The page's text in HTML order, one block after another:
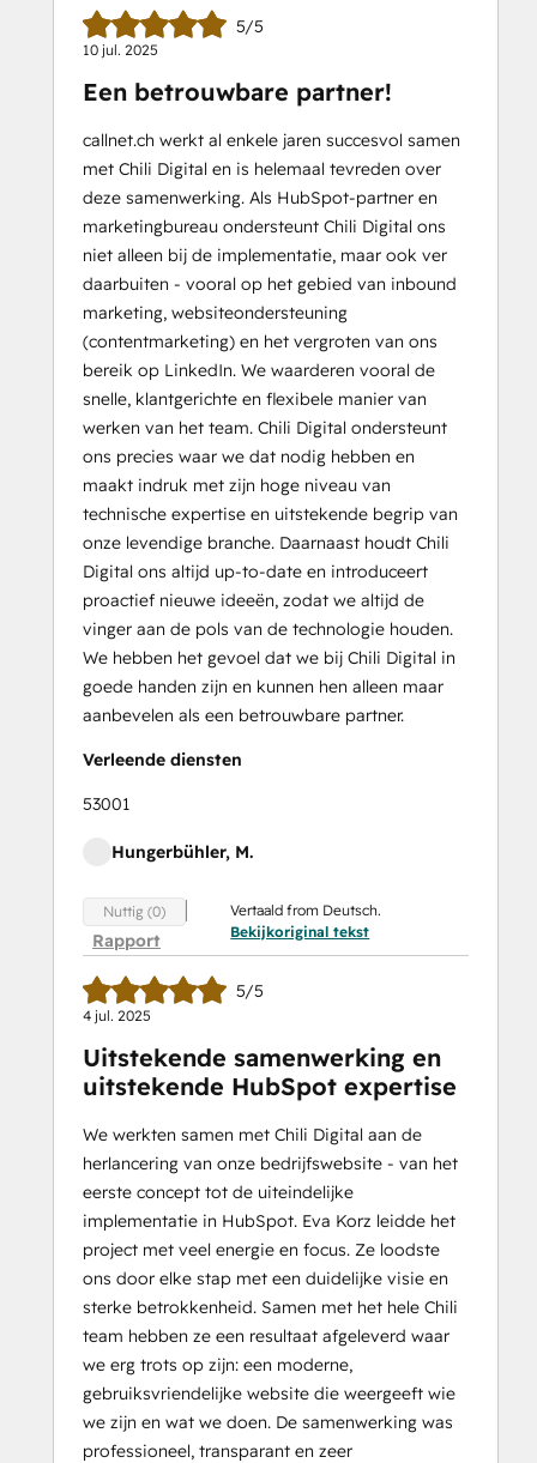
5/5
10 jul. 2025
Een betrouwbare partner!
callnet.ch werkt al enkele jaren succesvol samen
met Chili Digital en is helemaal tevreden over
deze samenwerking. Als HubSpot-partner en
marketingbureau ondersteunt Chili Digital ons
niet alleen bij de implementatie, maar ook ver
daarbuiten - vooral op het gebied van inbound
marketing, websiteondersteuning
(contentmarketing) en het vergroten van ons
bereik op LinkedIn. We waarderen vooral de
snelle, klantgerichte en flexibele manier van
werken van het team. Chili Digital ondersteunt
ons precies waar we dat nodig hebben en
maakt indruk met zijn hoge niveau van
technische expertise en uitstekende begrip van
onze levendige branche. Daarnaast houdt Chili
Digital ons altijd up-to-date en introduceert
proactief nieuwe ideeën, zodat we altijd de
vinger aan de pols van de technologie houden.
We hebben het gevoel dat we bij Chili Digital in
goede handen zijn en kunnen hen alleen maar
aanbevelen als een betrouwbare partner.
Verleende diensten
53001
Hungerbühler, M.
Nuttig (0)
Rapport
Vertaald from Deutsch.
Bekijkoriginal tekst
5/5
4 jul. 2025
Uitstekende samenwerking en
uitstekende HubSpot expertise
We werkten samen met Chili Digital aan de
herlancering van onze bedrijfswebsite - van het
eerste concept tot de uiteindelijke
implementatie in HubSpot. Eva Korz leidde het
project met veel energie en focus. Ze loodste
ons door elke stap met een duidelijke visie en
sterke betrokkenheid. Samen met het hele Chili
team hebben ze een resultaat afgeleverd waar
we erg trots op zijn: een moderne,
gebruiksvriendelijke website die weergeeft wie
we zijn en wat we doen. De samenwerking was
professioneel, transparant en zeer